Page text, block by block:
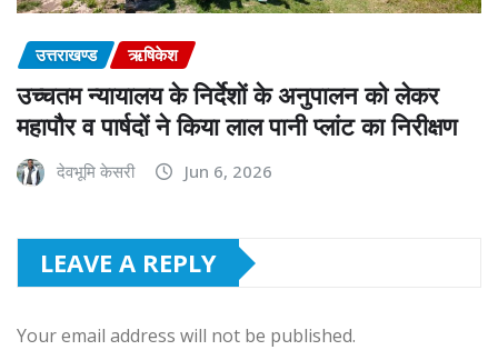
उत्तराखण्ड ऋषिकेश
उच्चतम न्यायालय के निर्देशों के अनुपालन को लेकर
महापौर व पार्षदों ने किया लाल पानी प्लांट का निरीक्षण
देवभूमि केसरी Jun 6, 2026
LEAVE A REPLY
Your email address will not be published.